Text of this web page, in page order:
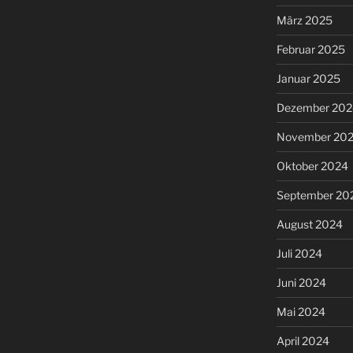
März 2025
Februar 2025
Januar 2025
Dezember
November
Oktober 2024
September
August 2024
Juli 2024
Juni 2024
Mai 2024
April 2024